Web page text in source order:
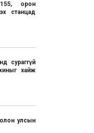
орон
станцад
сураггүй
хайж
улсын